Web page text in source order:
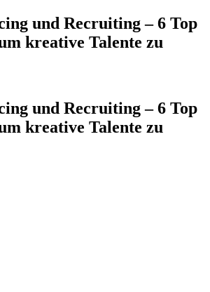
und Recruiting – 6 Top
kreative Talente zu
und Recruiting – 6 Top
kreative Talente zu